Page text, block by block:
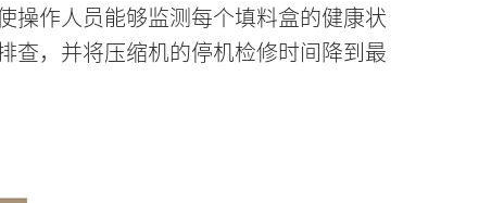
操作人员能够监测每个填料盒的健康状
查，并将压缩机的停机检修时间降到最